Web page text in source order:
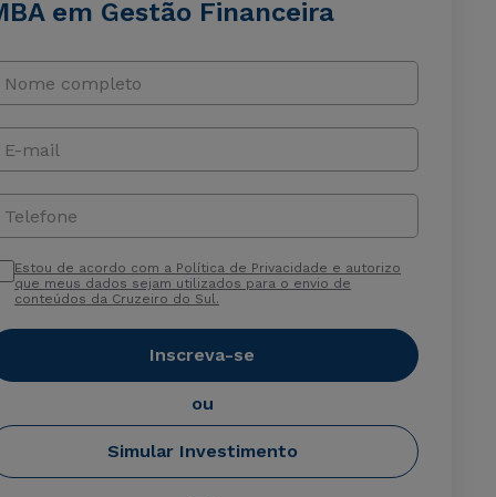
em Gestão Financeira
Nome completo
E-mail
Telefone
Estou de acordo com a Política de Privacidade e autorizo
que meus dados sejam utilizados para o envio de
conteúdos da Cruzeiro do Sul.
Inscreva-se
ou
Simular Investimento